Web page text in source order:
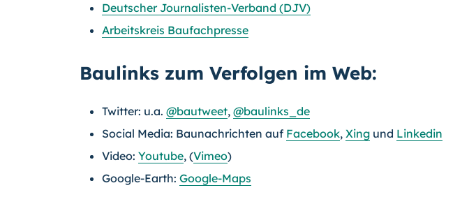
Deutscher Journalisten-Verband (DJV)
Arbeitskreis Baufachpresse
Baulinks zum Verfolgen im Web:
Twitter: u.a. @bautweet, @baulinks_de
Social Media: Baunachrichten auf Facebook, Xing und Linkedin
Video: Youtube, (Vimeo)
Google-Earth: Google-Maps